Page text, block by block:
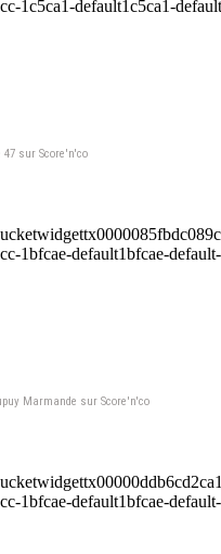
47 sur Score'n'co
Marmande sur Score'n'co